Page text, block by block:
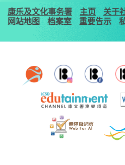
康乐及文化事务署 主页 关于
网站地图
档案室 重要告示